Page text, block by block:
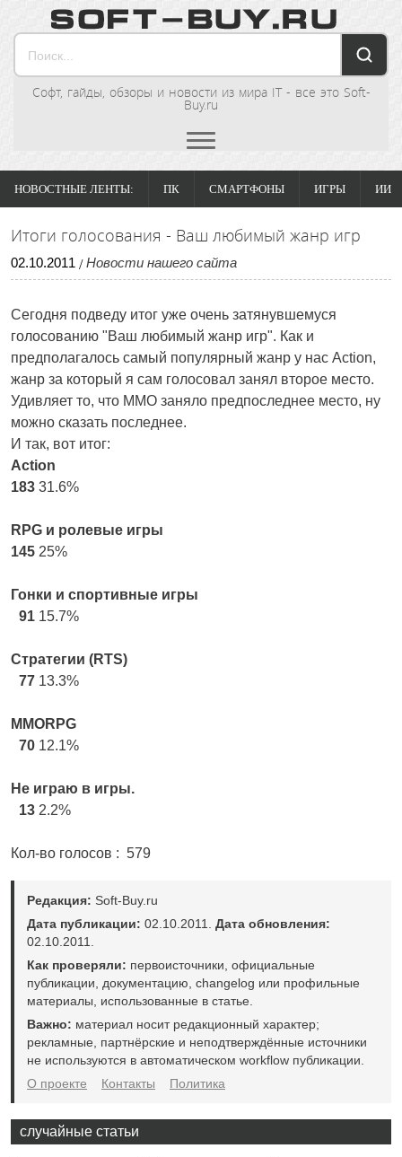
Софт, гайды, обзоры и новости из мира IT - все это Soft-
Buy.ru
НОВОСТНЫЕ ЛЕНТЫ: ПК СМАРТФОНЫ ИГРЫ ИИ
Итоги голосования - Ваш любимый жанр игр
02.10.2011 / Новости нашего сайта
Сегодня подведу итог уже очень затянувшемуся
голосованию "Ваш любимый жанр игр". Как и
предполагалось самый популярный жанр у нас Action,
жанр за который я сам голосовал занял второе место.
Удивляет то, что MMO заняло предпоследнее место, ну
можно сказать последнее.
И так, вот итог:
Action
183 31.6%
RPG и ролевые игры
145 25%
Гонки и спортивные игры
91 15.7%
Стратегии (RTS)
77 13.3%
MMORPG
70 12.1%
Не играю в игры.
13 2.2%
Кол-во голосов : 579
Редакция: Soft-Buy.ru
Дата публикации: 02.10.2011. Дата обновления:
02.10.2011.
Как проверяли: первоисточники, официальные
публикации, документацию, changelog или профильные
материалы, использованные в статье.
Важно: материал носит редакционный характер;
рекламные, партнёрские и неподтверждённые источники
не используются в автоматическом workflow публикации.
О проекте
Контакты Политика
случайные статьи